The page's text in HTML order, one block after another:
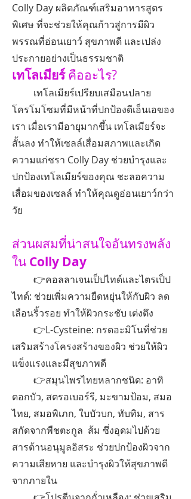
Colly Day ผลิตภัณฑ์เสริมอาหารสูตร
พิเศษ ที่จะช่วยให้คุณก้าวสู่การมีผิว
พรรณที่อ่อนเยาว์ สุขภาพดี และเปล่ง
ประกายอย่างเป็นธรรมชาติ
เทโลเมียร์คืออะไร?
เทโลเมียร์เปรียบเสมือนปลาย
โครโมโซมที่มีหน้าที่ปกป้องดีเอ็นเอของ
เรา เมื่อเรามีอายุมากขึ้น เทโลเมียร์จะ
สั้นลง ทำให้เซลล์เสื่อมสภาพและเกิด
ความแก่ชรา Colly Day ช่วยบำรุงและ
ปกป้องเทโลเมียร์ของคุณ ชะลอความ
เสื่อมของเซลล์ ทำให้คุณดูอ่อนเยาว์กว่า
วัย
ส่วนผสมที่น่าสนใจอันทรงพลัง
ใน Colly Day
👉คอลลาเจนเป็ปไทด์และไตรเป็ป
ไทด์: ช่วยเพิ่มความยืดหยุ่นให้กับผิว ลด
เลือนริ้วรอย ทำให้ผิวกระชับ เต่งตึง
👉L-Cysteine: กรดอะมิโนที่ช่วย
เสริมสร้างโครงสร้างของผิว ช่วยให้ผิว
แข็งแรงและมีสุขภาพดี
👉สมุนไพรไทยหลากชนิด: อาทิ
ดอกบัว, สตรอเบอร์รี, มะขามป้อม, สมอ
ไทย, สมอพิเภก, ใบบัวบก, ทับทิม, สาร
สกัดจากพืชตะกูล ส้ม ซึ่งอุดมไปด้วย
สารต้านอนุมูลอิสระ ช่วยปกป้องผิวจาก
ความเสียหาย และบำรุงผิวให้สุขภาพดี
จากภายใน